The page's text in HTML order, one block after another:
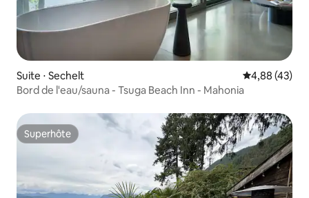
Suite ⋅ Sechelt Évaluation
4,88 (43)
Bord de l'eau/sauna - Tsuga Beach Inn - Mahonia
Superhôte
Superhôte